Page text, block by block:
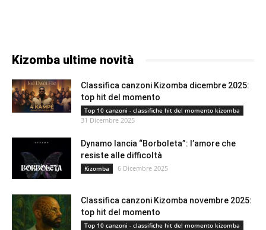
Kizomba ultime novità
Classifica canzoni Kizomba dicembre 2025:
top hit del momento
Top 10 canzoni - classifiche hit del momento kizomba
31 Dicembre 2025
Dynamo lancia “Borboleta”: l’amore che
resiste alle difficoltà
Kizomba 6 Dicembre 2025
Classifica canzoni Kizomba novembre 2025:
top hit del momento
Top 10 canzoni - classifiche hit del momento kizomba